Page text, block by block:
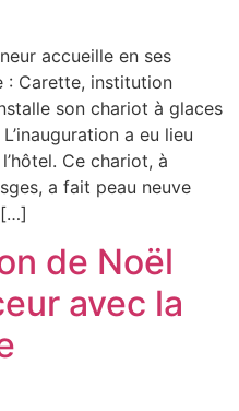
accueille en ses
: Carette, institution
son chariot à glaces
a eu lieu
Ce chariot, à
a fait peau neuve
[…]
de Noël
avec la